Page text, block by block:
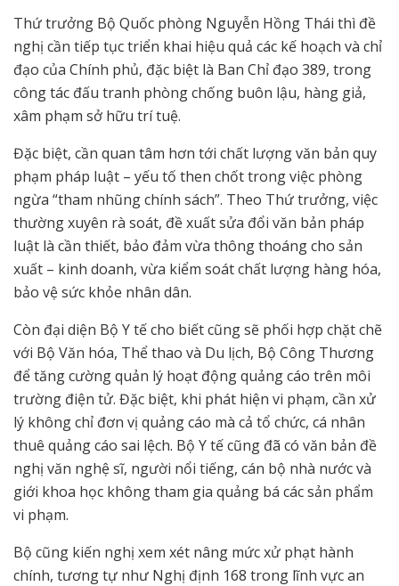
Thứ trưởng Bộ Quốc phòng Nguyễn Hồng Thái thì đề
nghị cần tiếp tục triển khai hiệu quả các kế hoạch và chỉ
đạo của Chính phủ, đặc biệt là Ban Chỉ đạo 389, trong
công tác đấu tranh phòng chống buôn lậu, hàng giả,
xâm phạm sở hữu trí tuệ.
Đặc biệt, cần quan tâm hơn tới chất lượng văn bản quy
phạm pháp luật – yếu tố then chốt trong việc phòng
ngừa “tham nhũng chính sách”. Theo Thứ trưởng, việc
thường xuyên rà soát, đề xuất sửa đổi văn bản pháp
luật là cần thiết, bảo đảm vừa thông thoáng cho sản
xuất – kinh doanh, vừa kiểm soát chất lượng hàng hóa,
bảo vệ sức khỏe nhân dân.
Còn đại diện Bộ Y tế cho biết cũng sẽ phối hợp chặt chẽ
với Bộ Văn hóa, Thể thao và Du lịch, Bộ Công Thương
để tăng cường quản lý hoạt động quảng cáo trên môi
trường điện tử. Đặc biệt, khi phát hiện vi phạm, cần xử
lý không chỉ đơn vị quảng cáo mà cả tổ chức, cá nhân
thuê quảng cáo sai lệch. Bộ Y tế cũng đã có văn bản đề
nghị văn nghệ sĩ, người nổi tiếng, cán bộ nhà nước và
giới khoa học không tham gia quảng bá các sản phẩm
vi phạm.
Bộ cũng kiến nghị xem xét nâng mức xử phạt hành
chính, tương tự như Nghị định 168 trong lĩnh vực an